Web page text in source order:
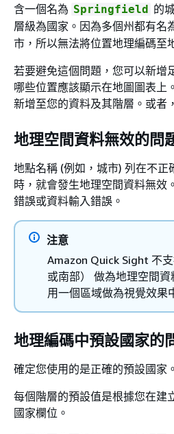
含一個名為 Springfield 的
層級為國家。因為多個州都有名
市，所以無法將位置地理編碼至
若要避免這個問題，您可以新增
哪些位置應該顯示在地圖圖表上
新增至您的資料及其階層。或者
地理空間資料無效的問
地點名稱 (例如，城市) 列在不正
時，就會發生地理空間資料無效
錯誤或資料輸入錯誤。
注意
Amazon Quick Sight 不
或南部） 做為地理空間
用一個區域做為視覺效果
地理編碼中預設國家的
確定您使用的是正確的預設國家。
每個階層的預設值是根據您在建
國家欄位。